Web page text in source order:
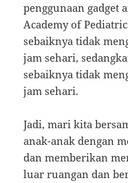
penggunaan gadget
Academy of
sebaiknya tidak
jam sehari,
sebaiknya tidak
jam sehari.
Jadi, mari kita
anak-anak dengan
dan memberikan
luar ruangan dan